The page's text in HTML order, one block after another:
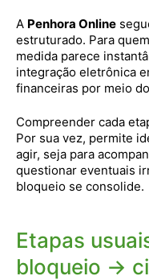
A Penhora Online
estruturado. Para
medida parece
integração eletrônica
financeiras por meio do
Compreender cada
Por sua vez, permite
agir, seja para
questionar eventuais
bloqueio se consolide.
Etapas
bloqueio →